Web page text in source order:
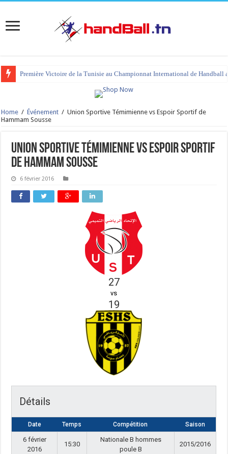
Première Victoire de la Tunisie au Championnat International de Handball
Home / Événement / Union Sportive Témimienne vs Espoir Sportif de
Hammam Sousse
Union Sportive Témimienne vs Espoir Sportif
de Hammam Sousse
6 février 2016
27
vs
19
Détails
Date Temps Compétition Saison
6 février
2016
15:30
Nationale B hommes
poule B
2015/2016